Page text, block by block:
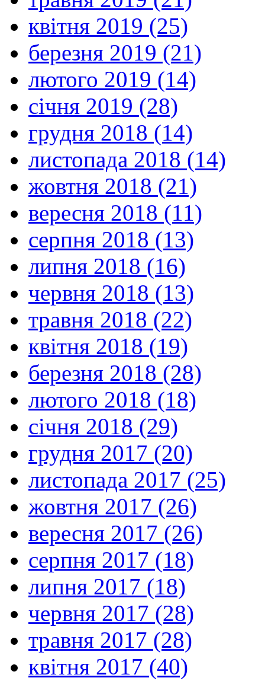
квітня 2019 (25)
березня 2019 (21)
лютого 2019 (14)
січня 2019 (28)
грудня 2018 (14)
листопада 2018 (14)
жовтня 2018 (21)
вересня 2018 (11)
серпня 2018 (13)
липня 2018 (16)
червня 2018 (13)
травня 2018 (22)
квітня 2018 (19)
березня 2018 (28)
лютого 2018 (18)
січня 2018 (29)
грудня 2017 (20)
листопада 2017 (25)
жовтня 2017 (26)
вересня 2017 (26)
серпня 2017 (18)
липня 2017 (18)
червня 2017 (28)
травня 2017 (28)
квітня 2017 (40)